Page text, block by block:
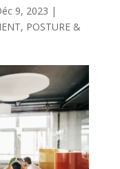
9, 2023 |
, POSTURE &